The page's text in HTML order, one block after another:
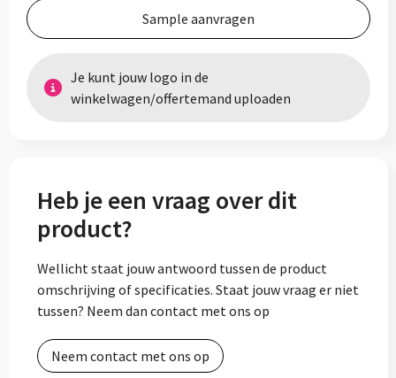
Sample aanvragen
Je kunt jouw logo in de
winkelwagen/offertemand uploaden
Heb je een vraag over dit
product?
Wellicht staat jouw antwoord tussen de product
omschrijving of specificaties. Staat jouw vraag er niet
tussen? Neem dan contact met ons op
Neem contact met ons op